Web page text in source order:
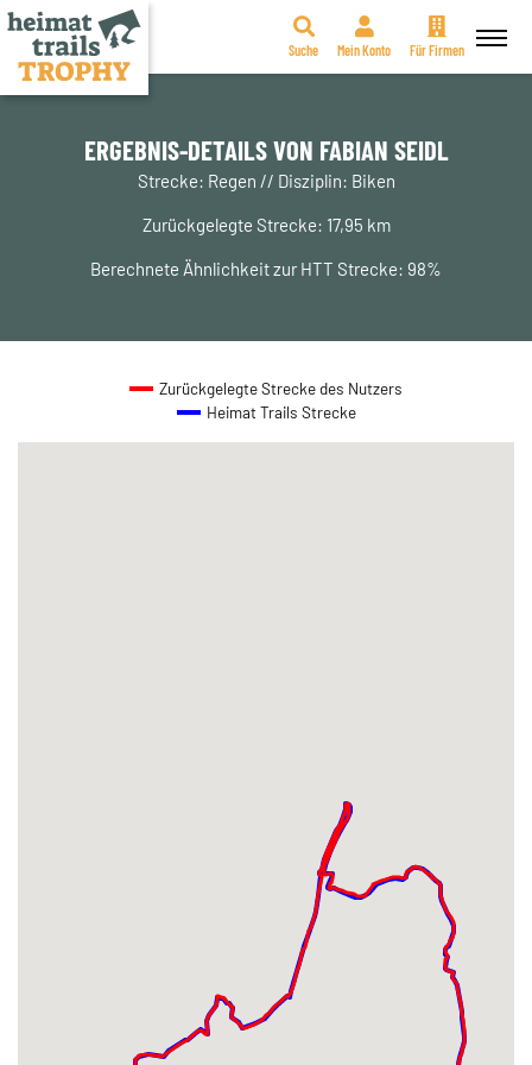
Zum
Suche Mein Konto Für Firmen
ERGEBNIS-DETAILS VON FABIAN SEIDL
Strecke: Regen // Disziplin: Biken
Zurückgelegte Strecke: 17,95 km
Berechnete Ähnlichkeit zur HTT Strecke: 98%
Zurückgelegte Strecke des Nutzers
Heimat Trails Strecke